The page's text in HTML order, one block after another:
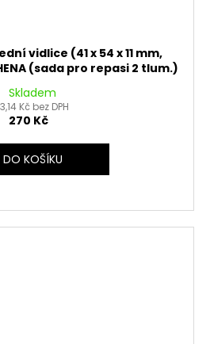
vidlice (41 x 54 x 11 mm,
(sada pro repasi 2 tlum.)
Skladem
Kč bez DPH
270 Kč
DO KOŠÍKU